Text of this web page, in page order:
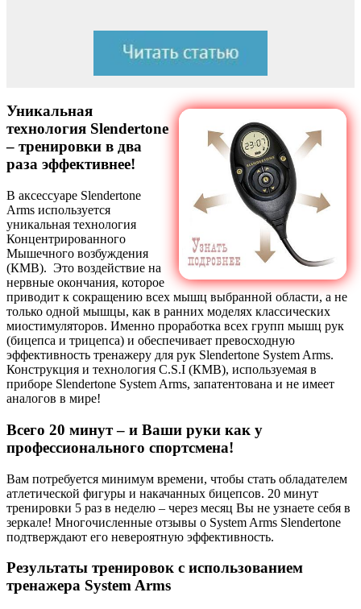
Уникальная
технология Slendertone
– тренировки в два
раза эффективнее!
В аксессуаре Slendertone
Arms используется
уникальная технология
Концентрированного
Мышечного возбуждения
(КМВ). Это воздействие на
нервные окончания, которое
приводит к сокращению всех мышц выбранной области, а не
только одной мышцы, как в ранних моделях классических
миостимуляторов. Именно проработка всех групп мышц рук
(бицепса и трицепса) и обеспечивает превосходную
эффективность тренажеру для рук Slendertone System Arms.
Конструкция и технология C.S.I (КМВ), используемая в
приборе Slendertone System Arms, запатентована и не имеет
аналогов в мире!
Всего 20 минут – и Ваши руки как у
профессионального спортсмена!
Вам потребуется минимум времени, чтобы стать обладателем
атлетической фигуры и накачанных бицепсов. 20 минут
тренировки 5 раз в неделю – через месяц Вы не узнаете себя в
зеркале! Многочисленные отзывы о System Arms Slendertone
подтверждают его невероятную эффективность.
Результаты тренировок с использованием
тренажера System Arms